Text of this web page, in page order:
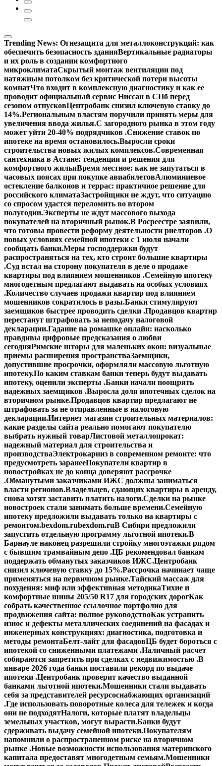
Trending News: Огнезащита для металлоконструкций: как
обеспечить безопасность зданияВертикальные радиаторы
и их роль в создании комфортного
микроклиматаСкрытый монтаж вентиляции под
натяжным потолком без критической потери высоты
комнатЧто входит в комплексную диагностику и как ее
проводит официальный сервис Ниссан в СПб перед
сезоном отпусковЦентробанк снизил ключевую ставку до
14%.Региональным властям поручили принять меры для
увеличения ввода жилья.С загородного рынка в этом году
может уйти 20-40% подрядчиков .Снижение ставок по
ипотеке на время остановилось.Выросли сроки
строительства новых жилых комплексов.Современная
сантехника в Астане: тенденции и решения для
комфортного жильяВремя местное: как не запутаться в
часовых поясах при покупке авиабилетовАлюминиевое
остекление балконов и террас: практичное решение для
российского климатаЗастройщики не ждут, что ситуацию
со спросом удастся переломить во втором
полугодии.Эксперты не ждут массового выхода
покупателей на вторичный рынок.В Росреестре заявили,
что готовы провести реформу деятельности риелторов .О
новых условиях семейной ипотеки с 1 июля начали
сообщать банки.Меры господдержки будут
распространяться на тех, кто строит большие квартиры
.Суд встал на сторону покупателя в деле о продаже
квартиры под влиянием мошенников .Семейную ипотеку
многодетным предлагают выдавать на особых условиях
.Количество случаев продажи квартир под влиянием
мошенников сократилось в разы.Банки стимулируют
заемщиков быстрее проводить сделки .Продавцов квартир
перестанут штрафовать за неподачу налоговой
декларации.Гадание на ромашке онлайн: насколько
правдивы цифровые предсказания о любви
сегодняРимские шторы для маленьких окон: визуальные
приемы расширения пространстваЗаемщики,
допустившие просрочки, оформляли массовую льготную
ипотеку.По каким ставкам банки теперь будут выдавать
ипотеку, оценили эксперты .Банки начали поощрять
надежных заемщиков .Выросла доля ипотечных сделок на
вторичном рынке.Продавцов квартир предлагают не
штрафовать за не отправленные в налоговую
декларации.Интернет магазин строительных материалов:
какие разделы сайта реально помогают покупателю
выбрать нужный товарЛистовой металлопрокат:
надежный материал для строительства и
производстваЭлектрокарниз в современном ремонте: что
предусмотреть заранееПокупатели квартир в
новостройках не до конца доверяют рассрочке
.Обманутыми заказчиками ИЖС должны заниматься
власти регионов.Владельцев, сдающих квартиры в аренду,
снова хотят заставить платить налоги.Сделки на рынке
новостроек стали занимать больше времени.Семейную
ипотеку предложили выдавать только на квартиры с
ремонтом.bexdom.rubexdom.ruВ Сибири предложили
запустить отдельную программу льготной ипотеки.В
Барнауле наконец разрешили стройку многоэтажки рядом
с бывшим трамвайным депо .ЦБ рекомендовал банкам
поддержать обманутых заказчиков ИЖС.Центробанк
снизил ключевую ставку до 15%.Рассрочка начинает чаще
применяться на первичном рынке.Тайский массаж для
похудения: миф или эффективная методикаТихие и
комфортные шины 205/50 R17 для городских дорогКак
собрать качественное ссылочное портфолио для
продвижения сайта: полное руководствоКак устранить
износ и дефекты металлических соединений на фасадах и
инженерных конструкциях: диагностика, подготовка и
методы ремонтаБелт-лайт для фасадовЦБ будет бороться с
ипотекой со сниженными платежами .Наличный расчет
собираются запретить при сделках с недвижимостью .В
январе 2026 года банки поставили рекорд по выдаче
ипотеки .Центробанк проверит качество выданной
банками льготной ипотеки.Мошенники стали выдавать
себя за представителей ресурсоснабжающих организаций
.Где использовать поворотные колеса для тележек и когда
они не подходятНалоги, которые платят владельцы
земельных участков, могут вырасти.Банки будут
сдерживать выдачу семейной ипотеки.Покупателям
напомнили о распространенном риске на вторичном
рынке .Новые возможности использования материнского
капитала предоставят многодетным семьям.Мошенники